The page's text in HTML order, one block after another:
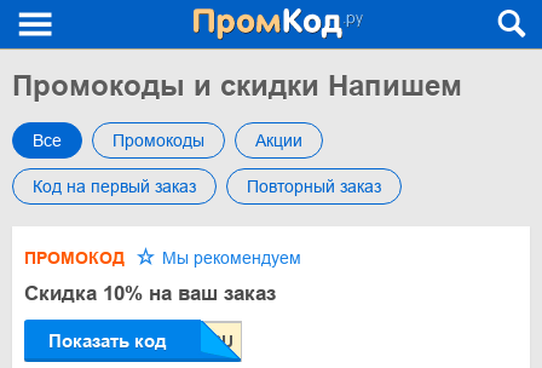
Промокоды и скидки Напишем
Все Промокоды Акции
Код на первый заказ Повторный заказ
ПРОМОКОД Мы рекомендуем
Скидка 10% на ваш заказ
Показать код